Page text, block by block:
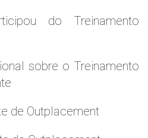
do Treinamento
sobre o Treinamento
de Outplacement